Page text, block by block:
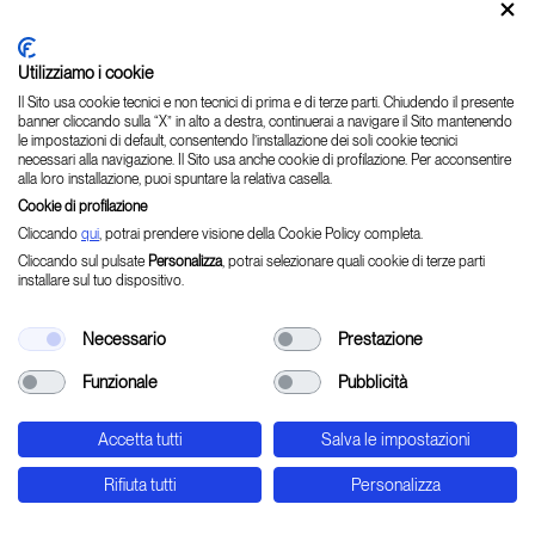
[ LEARN _ IMAGINE _ PLAN _ CREATE ]
45° 31' 37.78" 9° 20' 0.24" E
Str. Padana Superiore, 2B - Cernusco sul Naviglio
- Milan - Italy
Utilizziamo i cookie
Il Sito usa cookie tecnici e non tecnici di prima e di terze parti. Chiudendo il presente
banner cliccando sulla “X” in alto a destra, continuerai a navigare il Sito mantenendo
le impostazioni di default, consentendo l’installazione dei soli cookie tecnici
necessari alla navigazione. Il Sito usa anche cookie di profilazione. Per acconsentire
alla loro installazione, puoi spuntare la relativa casella.
Cookie di profilazione
Cliccando qui, potrai prendere visione della Cookie Policy completa.
Cliccando sul pulsate Personalizza, potrai selezionare quali cookie di terze parti
installare sul tuo dispositivo.
Necessario Prestazione
Funzionale Pubblicità
Accetta tutti Salva le impostazioni
Rifiuta tutti Personalizza